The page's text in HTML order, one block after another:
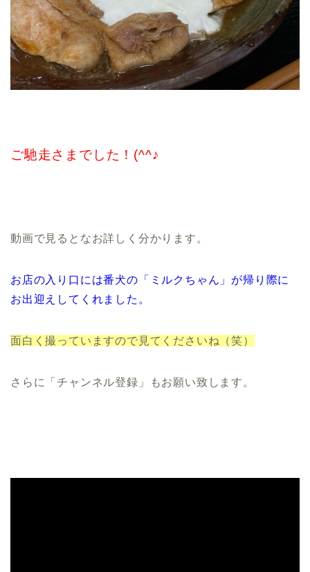
ご馳走さまでした！(^^♪
動画で見るとなお詳しく分かります。
お店の入り口には番犬の「ミルクちゃん」が帰り際に
お出迎えしてくれました。
面白く撮っていますので見てくださいね（笑）
さらに「チャンネル登録」もお願い致します。